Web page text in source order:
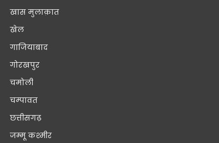
खास मुलाक़ात
खेल
गाजियाबाद
गोरखपुर
चमोली
चम्पावत
छत्तीसगढ़
जम्मू कश्मीर